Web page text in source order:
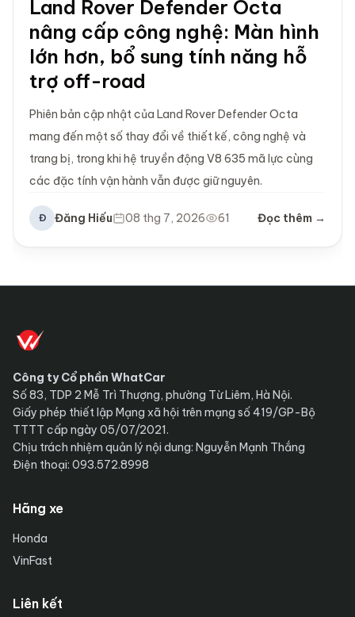
Land Rover Defender Octa
nâng cấp công nghệ: Màn hình
lớn hơn, bổ sung tính năng hỗ
trợ off-road
Phiên bản cập nhật của Land Rover Defender Octa
mang đến một số thay đổi về thiết kế, công nghệ và
trang bị, trong khi hệ truyền động V8 635 mã lực cùng
các đặc tính vận hành vẫn được giữ nguyên.
Đ Đăng Hiếu 08 thg 7, 2026 61 Đọc thêm →
Công ty Cổ phần WhatCar
Số 83, TDP 2 Mễ Trì Thượng, phường Từ Liêm, Hà Nội.
Giấy phép thiết lập Mạng xã hội trên mạng số 419/GP-Bộ
TTTT cấp ngày 05/07/2021.
Chịu trách nhiệm quản lý nội dung: Nguyễn Mạnh Thắng
Điện thoại: 093.572.8998
Hãng xe
Honda
VinFast
Liên kết